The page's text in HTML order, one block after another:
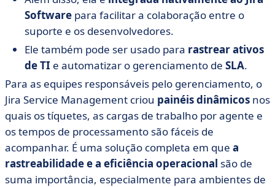
Software para facilitar a colaboração entre o
suporte e os desenvolvedores.
Ele também pode ser usado para rastrear ativos
de TI e automatizar o gerenciamento de SLA.
Para as equipes responsáveis pelo gerenciamento, o
Jira Service Management criou painéis dinâmicos nos
quais os tíquetes, as cargas de trabalho por agente e
os tempos de processamento são fáceis de
acompanhar. É uma solução completa em que a
rastreabilidade e a eficiência operacional são de
suma importância, especialmente para ambientes de